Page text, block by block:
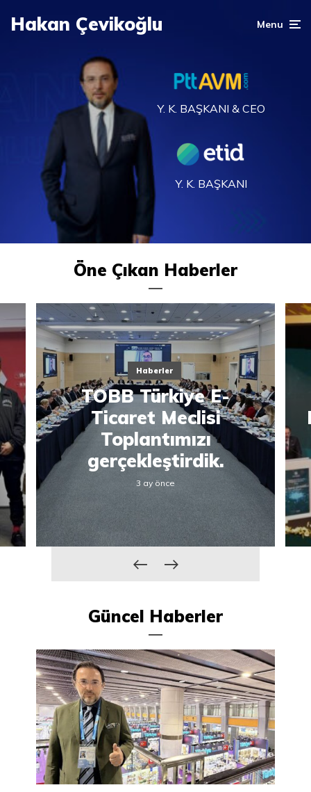
Hakan Çevikoğlu Menu
Y. K. BAŞKANI & CEO
Y. K. BAŞKANI
Öne Çıkan Haberler
Haberler
TOBB Türkiye E-
Ticaret Meclisi
Toplantımızı
gerçekleştirdik.
3 ay önce
Güncel Haberler